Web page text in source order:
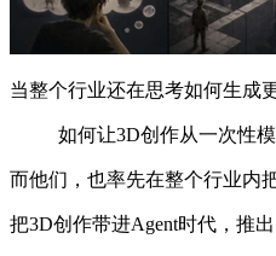
当整个行业还在思考如何生成
如何让3D创作从一次性
而他们，也率先在整个行业
把3D创作带进Agent时代，推